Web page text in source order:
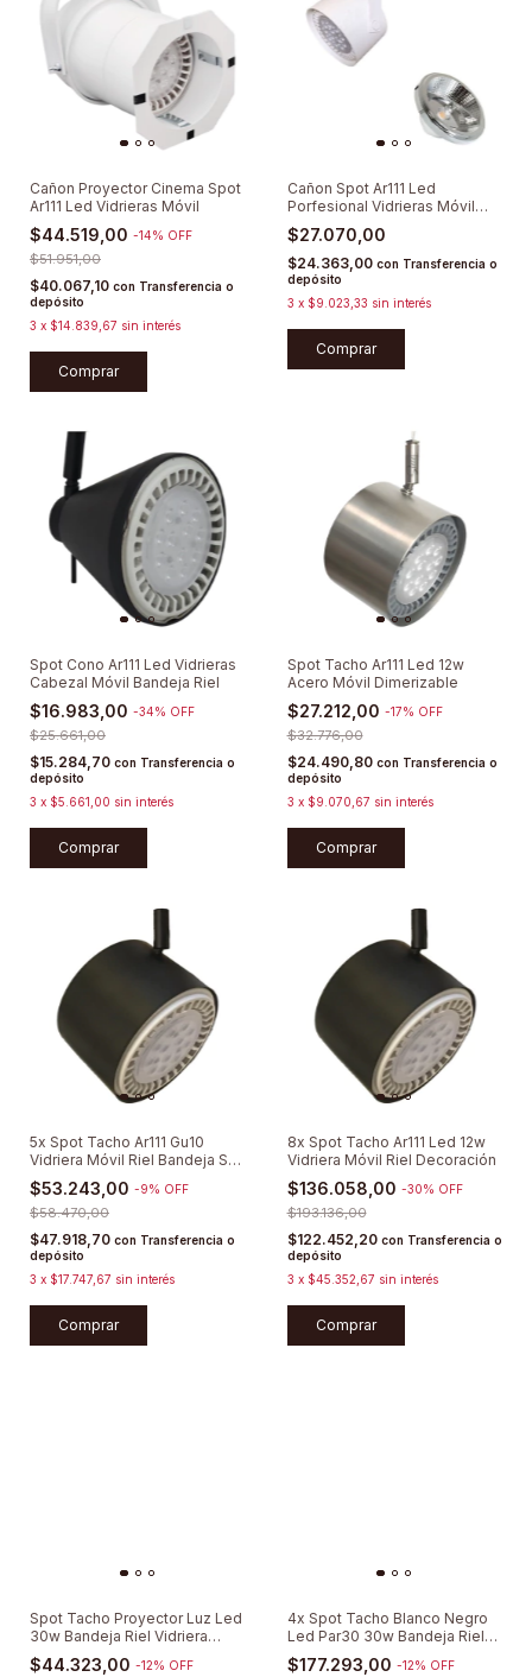
Cañon Proyector Cinema Spot
Ar111 Led Vidrieras Móvil
$44.519,00 -14% OFF
$51.951,00
$40.067,10 con Transferencia o
depósito
3 x $14.839,67 sin interés
Comprar
Cañon Spot Ar111 Led
Porfesional Vidrieras Móvil
Dimerizable
$27.070,00
$24.363,00 con Transferencia o
depósito
3 x $9.023,33 sin interés
Comprar
Spot Cono Ar111 Led Vidrieras
Cabezal Móvil Bandeja Riel
$16.983,00 -34% OFF
$25.661,00
$15.284,70 con Transferencia o
depósito
3 x $5.661,00 sin interés
Comprar
Spot Tacho Ar111 Led 12w
Acero Móvil Dimerizable
$27.212,00 -17% OFF
$32.776,00
$24.490,80 con Transferencia o
depósito
3 x $9.070,67 sin interés
Comprar
5x Spot Tacho Ar111 Gu10
Vidriera Móvil Riel Bandeja S/
Lamp
$53.243,00 -9% OFF
$58.470,00
$47.918,70 con Transferencia o
depósito
3 x $17.747,67 sin interés
Comprar
8x Spot Tacho Ar111 Led 12w
Vidriera Móvil Riel Decoración
$136.058,00 -30% OFF
$193.136,00
$122.452,20 con Transferencia o
depósito
3 x $45.352,67 sin interés
Comprar
Spot Tacho Proyector Luz Led
30w Bandeja Riel Vidriera
Local
$44.323,00 -12% OFF
4x Spot Tacho Blanco Negro
Led Par30 30w Bandeja Riel
Mh
$177.293,00 -12% OFF